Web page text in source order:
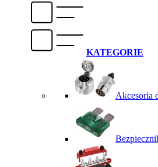
KATEGORIE
Akcesoria